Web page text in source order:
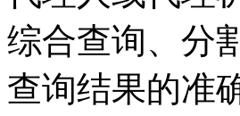
综合查询、分
查询结果的准